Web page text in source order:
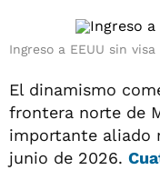
Ingreso a EEUU sin
El dinamismo
frontera norte de
importante aliado
junio de 2026.